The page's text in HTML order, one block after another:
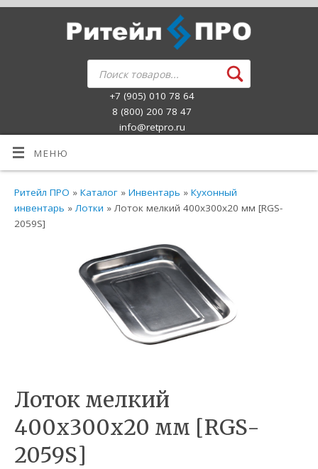
+7 (905) 010 78 64
8 (800) 200 78 47
info@retpro.ru
МЕНЮ
Ритейл ПРО »Каталог »Инвентарь »Кухонный
инвентарь »Лотки » Лоток мелкий 400х300х20 мм [RGS-
2059S]
Лоток мелкий
400х300х20 мм [RGS-
2059S]